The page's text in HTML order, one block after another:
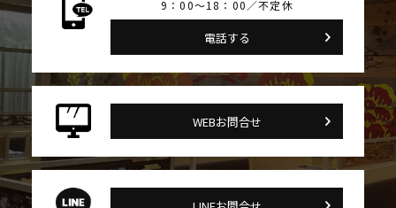
9：00～18：00／不定休
電話する
WEBお問合せ